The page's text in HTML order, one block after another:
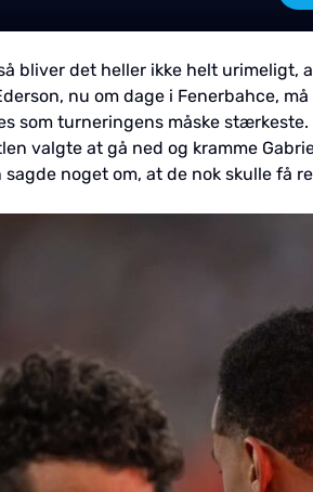
bliver det heller ikke helt urimeligt,
nu om dage i Fenerbahce,
som turneringens måske
valgte at gå ned og kramme
noget om, at de nok skulle få